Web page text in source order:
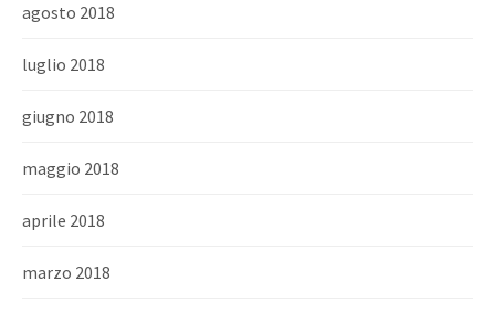
agosto 2018
luglio 2018
giugno 2018
maggio 2018
aprile 2018
marzo 2018